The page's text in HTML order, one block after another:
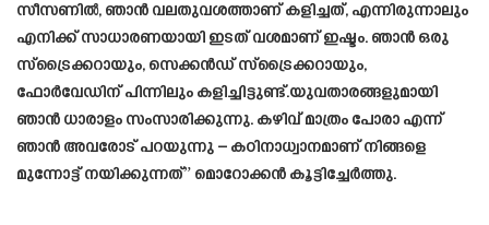
സീസണിൽ, ഞാൻ വലതുവശത്താണ് കളിച്ചത്, എന്നിരുന്നാലും
എനിക്ക് സാധാരണയായി ഇടത് വശമാണ് ഇഷ്ടം. ഞാൻ ഒരു
സ്ട്രൈക്കറായും, സെക്കൻഡ് സ്ട്രൈക്കറായും,
ഫോർവേഡിന് പിന്നിലും കളിച്ചിട്ടുണ്ട്.യുവതാരങ്ങളുമായി
ഞാൻ ധാരാളം സംസാരിക്കുന്നു. കഴിവ് മാത്രം പോരാ എന്ന്
ഞാൻ അവരോട് പറയുന്നു – കഠിനാധ്വാനമാണ് നിങ്ങളെ
മുന്നോട്ട് നയിക്കുന്നത്” മൊറോക്കൻ കൂട്ടിച്ചേർത്തു.